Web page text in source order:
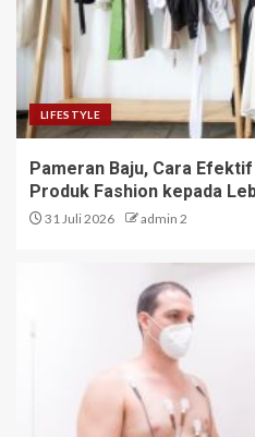
LIFESTYLE
Pameran Baju, Cara
Produk Fashion kepada
31 Juli 2026 admin 2